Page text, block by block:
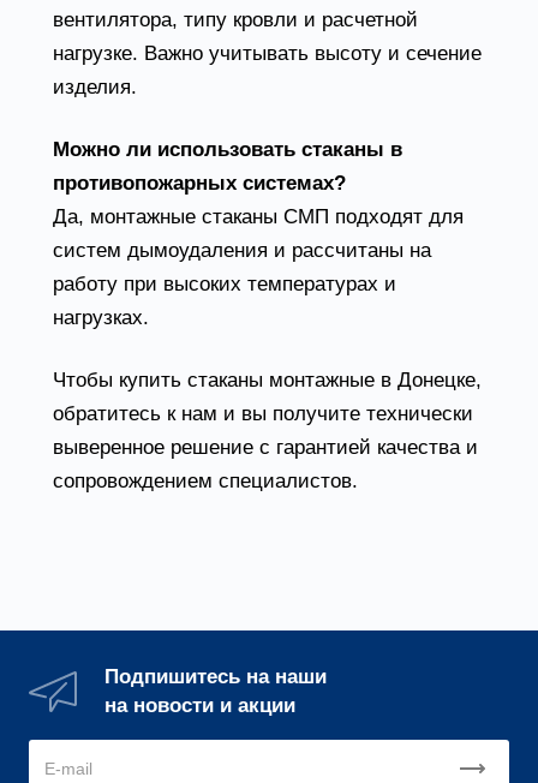
вентилятора, типу кровли и расчетной
нагрузке. Важно учитывать высоту и сечение
изделия.
Можно ли использовать стаканы в
противопожарных системах?
Да, монтажные стаканы СМП подходят для
систем дымоудаления и рассчитаны на
работу при высоких температурах и
нагрузках.
Чтобы купить стаканы монтажные в Донецке,
обратитесь к нам и вы получите технически
выверенное решение с гарантией качества и
сопровождением специалистов.
Подпишитесь на наши
на новости и акции